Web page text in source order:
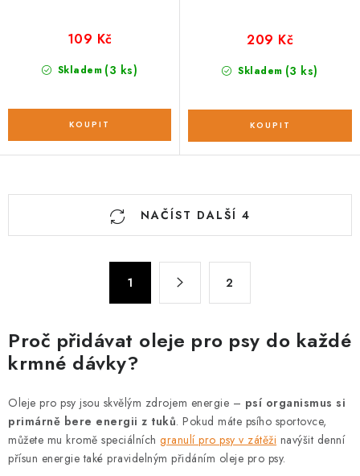
Skladem (3 ks)
109 Kč
Skladem (3 ks)
209 Kč
O
c
í
p
r
v
k
y
NAČÍST DALŠÍ 4
á
n
k
v
á
n
í
1 2
Proč přidávat oleje pro psy do každé
krmné dávky?
Oleje pro psy jsou skvělým zdrojem energie – psí organismus si
primárně bere energii z tuků. Pokud máte psího sportovce,
můžete mu kromě speciálních granulí pro psy v zátěži navýšit denní
přísun energie také pravidelným přidáním oleje pro psy.